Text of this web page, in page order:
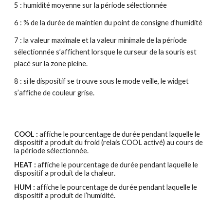
5 : humidité moyenne sur la période sélectionnée
6 : % de la durée de maintien du point de consigne d’humidité
7 : la valeur maximale et la valeur minimale de la période
sélectionnée s’affichent lorsque le curseur de la souris est
placé sur la zone pleine.
8 : si le dispositif se trouve sous le mode veille, le widget
s’affiche de couleur grise.
COOL : affiche le pourcentage de durée pendant laquelle le
dispositif a produit du froid (relais COOL activé) au cours de
la période sélectionnée.
HEAT : affiche le pourcentage de durée pendant laquelle le
dispositif a produit de la chaleur.
HUM : affiche le pourcentage de durée pendant laquelle le
dispositif a produit de l’humidité.